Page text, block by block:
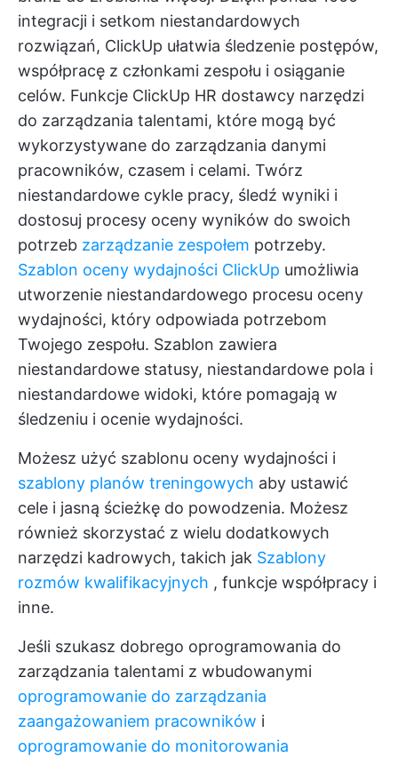
integracji i setkom niestandardowych
rozwiązań, ClickUp ułatwia śledzenie postępów,
współpracę z członkami zespołu i osiąganie
celów. Funkcje ClickUp HR dostawcy narzędzi
do zarządzania talentami, które mogą być
wykorzystywane do zarządzania danymi
pracowników, czasem i celami. Twórz
niestandardowe cykle pracy, śledź wyniki i
dostosuj procesy oceny wyników do swoich
potrzeb zarządzanie zespołem potrzeby.
Szablon oceny wydajności ClickUp umożliwia
utworzenie niestandardowego procesu oceny
wydajności, który odpowiada potrzebom
Twojego zespołu. Szablon zawiera
niestandardowe statusy, niestandardowe pola i
niestandardowe widoki, które pomagają w
śledzeniu i ocenie wydajności.
Możesz użyć szablonu oceny wydajności i
szablony planów treningowych aby ustawić
cele i jasną ścieżkę do powodzenia. Możesz
również skorzystać z wielu dodatkowych
narzędzi kadrowych, takich jak Szablony
rozmów kwalifikacyjnych , funkcje współpracy i
inne.
Jeśli szukasz dobrego oprogramowania do
zarządzania talentami z wbudowanymi
oprogramowanie do zarządzania
zaangażowaniem pracowników i
oprogramowanie do monitorowania